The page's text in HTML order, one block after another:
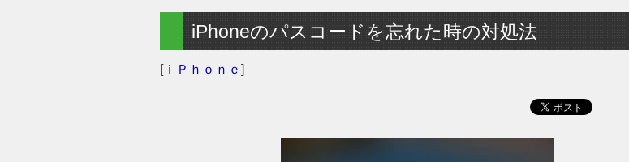
iPhoneのパスコードを忘れた時の対処法
[ｉＰｈｏｎｅ ]